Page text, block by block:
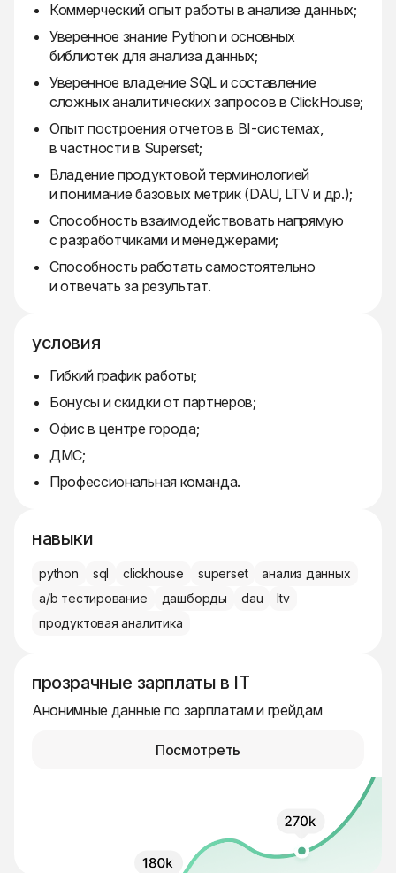
Коммерческий опыт работы в анализе данных;
Уверенное знание Python и основных
библиотек для анализа данных;
Уверенное владение SQL и составление
сложных аналитических запросов в ClickHouse;
Опыт построения отчетов в BI-системах,
в частности в Superset;
Владение продуктовой терминологией
и понимание базовых метрик (DAU, LTV и др.);
Способность взаимодействовать напрямую
с разработчиками и менеджерами;
Способность работать самостоятельно
и отвечать за результат.
условия
Гибкий график работы;
Бонусы и скидки от партнеров;
Офис в центре города;
ДМС;
Профессиональная команда.
навыки
python sql clickhouse superset
анализ данных
a/b тестирование
дашборды dau
ltv
продуктовая аналитика
прозрачные зарплаты в IT
Анонимные данные по зарплатам и грейдам
Посмотреть